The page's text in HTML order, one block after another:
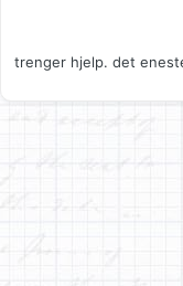
trenger hjelp. det